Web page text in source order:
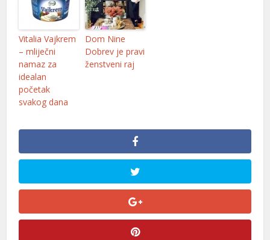
Vitalia Vajkrem
– mliječni
namaz za
idealan
početak
svakog dana
Dom Nine
Dobrev je pravi
ženstveni raj